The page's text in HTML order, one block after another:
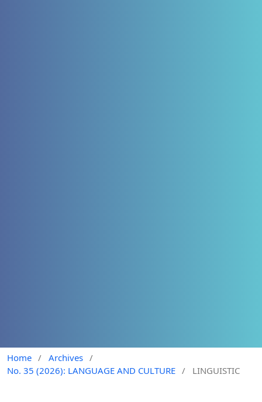
Home / Archives /
No. 35 (2026): LANGUAGE AND CULTURE / LINGUISTIC